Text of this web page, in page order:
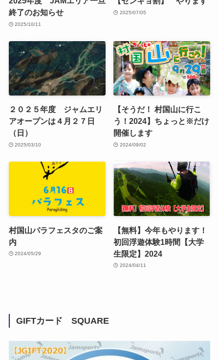
終了のお知らせ
2025/10/11
2025/07/05
２０２５年度 ジャムエリ
アオープンは４月２７日
（日）
2025/03/10
【そうだ！ 村国山に行こ
う！2024】ちょっと※だけ
開催します
2024/09/02
村国山パラフェスタのご案
内
2024/05/29
【無料】今年もやります！
初回浮遊体験1時間【大学
生限定】2024
2024/04/11
GIFTカード SQUARE